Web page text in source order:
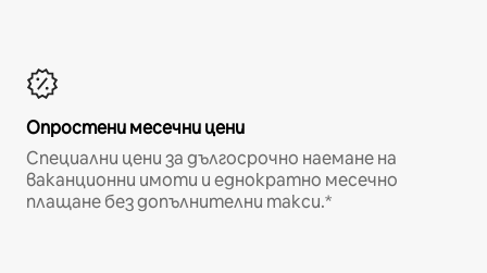
Опростени месечни цени
Специални цени за дългосрочно наемане на
ваканционни имоти и еднократно месечно
плащане без допълнителни такси.*